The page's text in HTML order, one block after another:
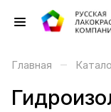
Главная –